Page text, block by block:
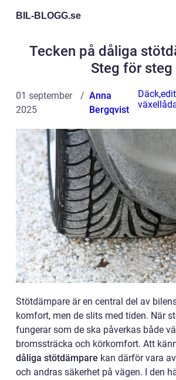
BIL-BLOGG.se
Tecken på dåliga
Steg för steg
01 september
2025
Anna
Bergqvist
Däck,
Stötdämpare är en central del av
komfort, men de slits med tiden. När
fungerar som de ska påverkas både
bromssträcka och körkomfort. Att
dåliga stötdämpare kan därför vara
och andras säkerhet på vägen. I den